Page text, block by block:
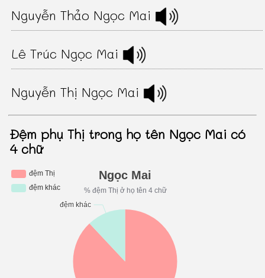
Nguyễn Thảo Ngọc Mai
Lê Trúc Ngọc Mai
Nguyễn Thị Ngọc Mai
Đệm phụ Thị trong họ tên Ngọc Mai có
4 chữ